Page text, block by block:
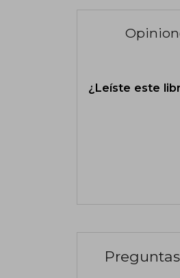
¿Leíste este